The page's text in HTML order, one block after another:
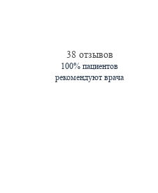
38 отзывов
100% пациентов
рекомендуют врача